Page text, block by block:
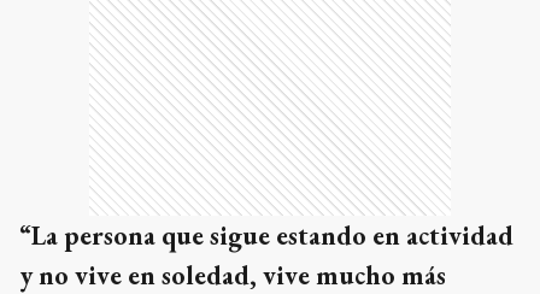
“La persona que sigue estando en actividad
y no vive en soledad, vive mucho más